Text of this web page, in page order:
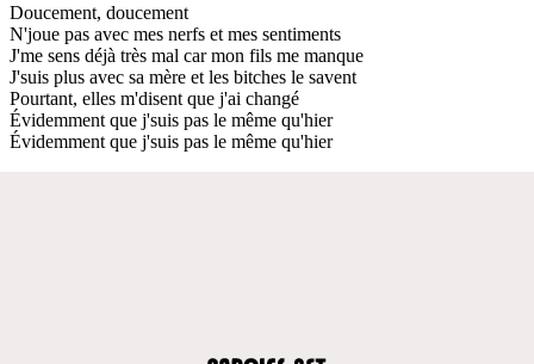
Doucement, doucement
N'joue pas avec mes nerfs et mes sentiments
J'me sens déjà très mal car mon fils me manque
J'suis plus avec sa mère et les bitches le savent
Pourtant, elles m'disent que j'ai changé
Évidemment que j'suis pas le même qu'hier
Évidemment que j'suis pas le même qu'hier